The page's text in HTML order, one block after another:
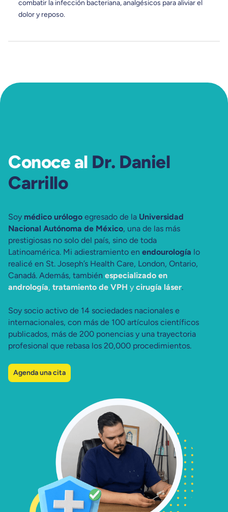
combatir la infección bacteriana, analgésicos para aliviar el
dolor y reposo.
Conoce al Dr. Daniel
Carrillo
Soy médico urólogo egresado de la Universidad
Nacional Autónoma de México, una de las más
prestigiosas no solo del país, sino de toda
Latinoamérica. Mi adiestramiento en endourología lo
realicé en St. Joseph’s Health Care, London, Ontario,
Canadá. Además, también especializado en
andrología, tratamiento de VPH y cirugía láser.
Soy socio activo de 14 sociedades nacionales e
internacionales, con más de 100 artículos científicos
publicados, más de 200 ponencias y una trayectoria
profesional que rebasa los 20,000 procedimientos.
Agenda una cita